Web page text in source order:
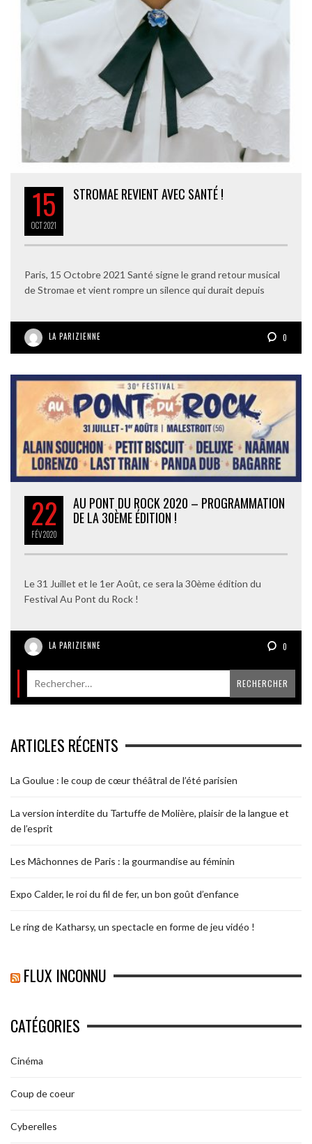
15
OCT2021
STROMAE REVIENT AVEC SANTÉ !
Paris, 15 Octobre 2021 Santé signe le grand retour musical
de Stromae et vient rompre un silence qui durait depuis
LA PARIZIENNE 0
22
FÉV2020
AU PONT DU ROCK 2020 – PROGRAMMATION
DE LA 30ÈME ÉDITION !
Le 31 Juillet et le 1er Août, ce sera la 30ème édition du
Festival Au Pont du Rock !
LA PARIZIENNE 0
ARTICLES RÉCENTS
La Goulue : le coup de cœur théâtral de l’été parisien
La version interdite du Tartuffe de Molière, plaisir de la langue et
de l’esprit
Les Mâchonnes de Paris : la gourmandise au féminin
Expo Calder, le roi du fil de fer, un bon goût d’enfance
Le ring de Katharsy, un spectacle en forme de jeu vidéo !
FLUX INCONNU
CATÉGORIES
Cinéma
Coup de coeur
Cyberelles